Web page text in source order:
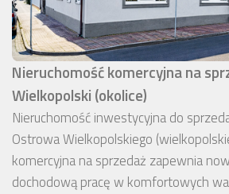
Nieruchomość komercyjna na
Wielkopolski (okolice)
Nieruchomość inwestycyjna do
Ostrowa Wielkopolskiego
komercyjna na sprzedaż zapewnia
dochodową pracę w komfortowych